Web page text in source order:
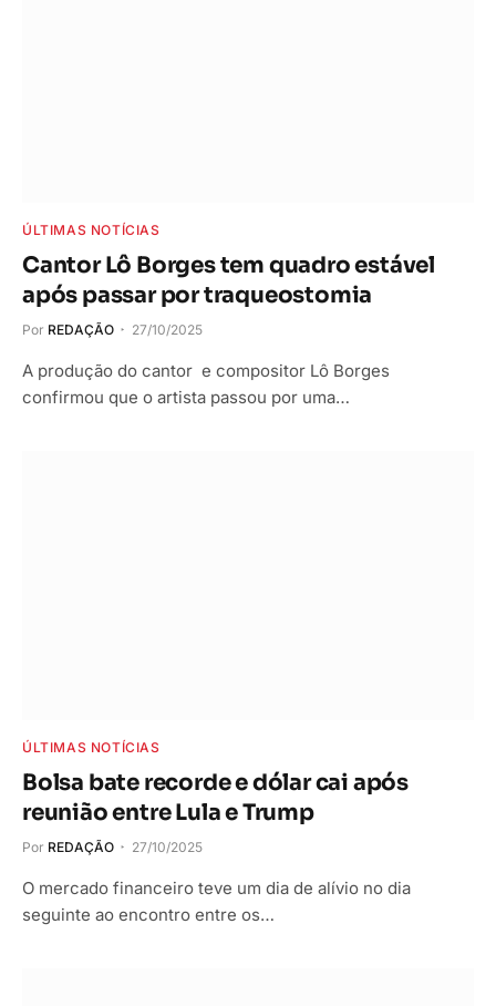
ÚLTIMAS NOTÍCIAS
Cantor Lô Borges tem quadro estável
após passar por traqueostomia
Por REDAÇÃO 27/10/2025
A produção do cantor e compositor Lô Borges
confirmou que o artista passou por uma…
ÚLTIMAS NOTÍCIAS
Bolsa bate recorde e dólar cai após
reunião entre Lula e Trump
Por REDAÇÃO 27/10/2025
O mercado financeiro teve um dia de alívio no dia
seguinte ao encontro entre os…